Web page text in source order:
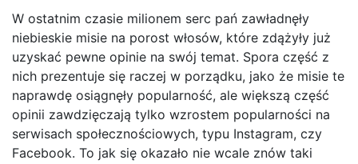
W ostatnim czasie milionem serc pań zawładnęły
niebieskie misie na porost włosów, które zdążyły już
uzyskać pewne opinie na swój temat. Spora część z
nich prezentuje się raczej w porządku, jako że misie te
naprawdę osiągnęły popularność, ale większą część
opinii zawdzięczają tylko wzrostem popularności na
serwisach społecznościowych, typu Instagram, czy
Facebook. To jak się okazało nie wcale znów taki